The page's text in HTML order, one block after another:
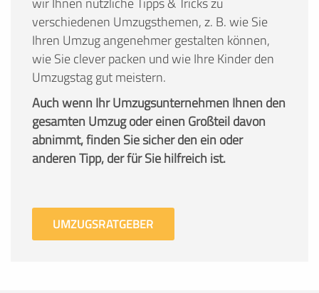
verschiedenen Umzugsthemen, z. B. wie Sie
Ihren Umzug angenehmer gestalten können,
wie Sie clever packen und wie Ihre Kinder den
Umzugstag gut meistern.
Auch wenn Ihr Umzugsunternehmen Ihnen den
gesamten Umzug oder einen Großteil davon
abnimmt, finden Sie sicher den ein oder
anderen Tipp, der für Sie hilfreich ist.
UMZUGSRATGEBER